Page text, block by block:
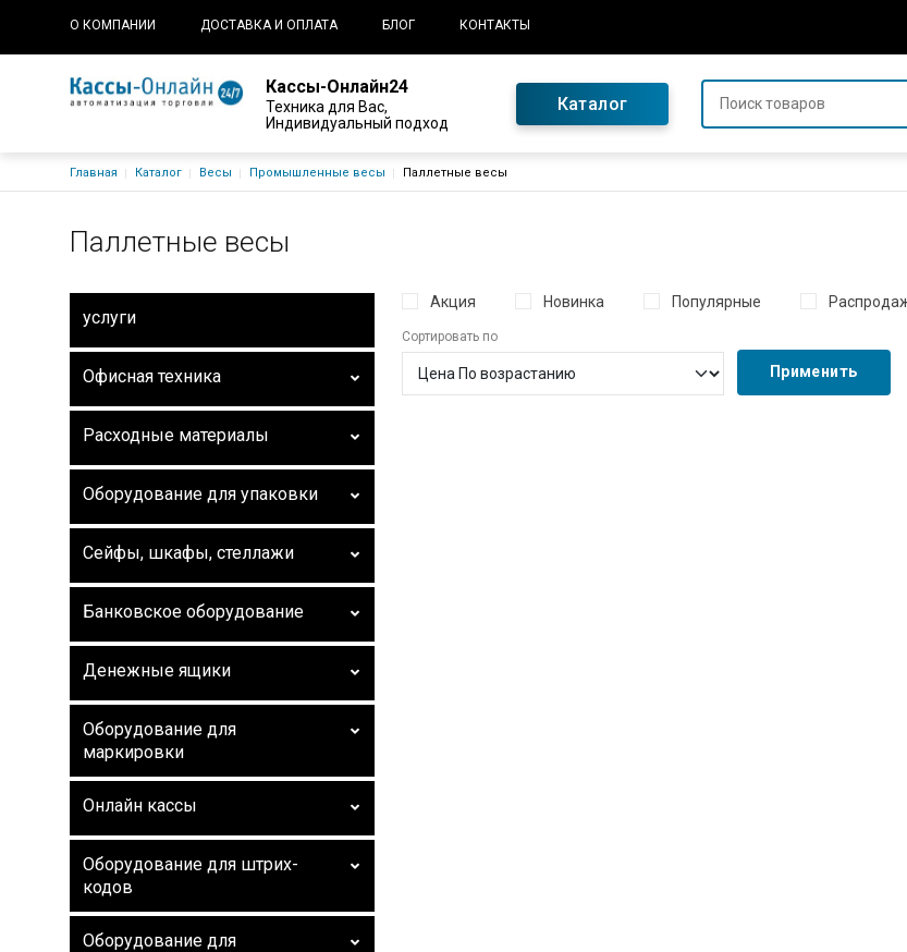
Основная навигация
О КОМПАНИИ ДОСТАВКА И ОПЛАТА БЛОГ КОНТАКТЫ
Кассы-Онлайн24
Техника для Вас,
Индивидуальный подход
Каталог
Строка навигации
Главная Каталог Весы Промышленные весы Паллетные весы
Паллетные весы
услуги
Офисная техника
Расходные материалы
Оборудование для упаковки
Сейфы, шкафы, стеллажи
Банковское оборудование
Денежные ящики
Оборудование для
маркировки
Онлайн кассы
Оборудование для штрих-
кодов
Оборудование для
Акция Новинка Популярные
Сортировать по